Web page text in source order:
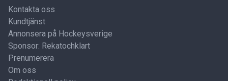
Kontakta oss
Kundtjänst
Annonsera på Hockeysverige
Sponsor: Rekatochklart
Prenumerera
Om oss